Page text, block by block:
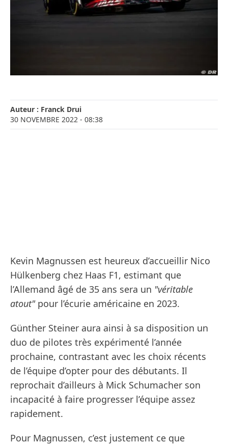
Auteur : Franck Drui
30 NOVEMBRE 2022 - 08:38
Kevin Magnussen est heureux d’accueillir Nico
Hülkenberg chez Haas F1, estimant que
l’Allemand âgé de 35 ans sera un "véritable
atout"pour l’écurie américaine en 2023.
Günther Steiner aura ainsi à sa disposition un
duo de pilotes très expérimenté l’année
prochaine, contrastant avec les choix récents
de l’équipe d’opter pour des débutants. Il
reprochait d’ailleurs à Mick Schumacher son
incapacité à faire progresser l’équipe assez
rapidement.
Pour Magnussen, c’est justement ce que